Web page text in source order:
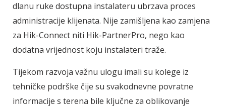
dlanu ruke dostupna instalateru ubrzava proces
administracije klijenata. Nije zamišljena kao zamjena
za Hik-Connect niti Hik-PartnerPro, nego kao
dodatna vrijednost koju instalateri traže.
Tijekom razvoja važnu ulogu imali su kolege iz
tehničke podrške čije su svakodnevne povratne
informacije s terena bile ključne za oblikovanje